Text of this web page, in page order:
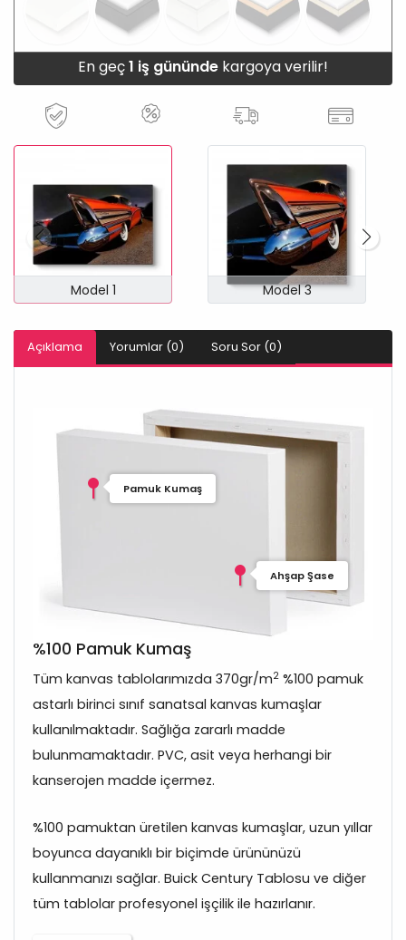
En geç1 iş gününde kargoya verilir!
Model 1 Model 3
Açıklama Yorumlar (0) Soru Sor (0)
Pamuk Kumaş
Ahşap Şase
%100 Pamuk Kumaş
Tüm kanvas tablolarımızda 370gr/m2 %100 pamuk
astarlı birinci sınıf sanatsal kanvas kumaşlar
kullanılmaktadır. Sağlığa zararlı madde
bulunmamaktadır. PVC, asit veya herhangi bir
kanserojen madde içermez.
%100 pamuktan üretilen kanvas kumaşlar, uzun yıllar
boyunca dayanıklı bir biçimde ürününüzü
kullanmanızı sağlar. Buick Century Tablosu ve diğer
tüm tablolar profesyonel işçilik ile hazırlanır.